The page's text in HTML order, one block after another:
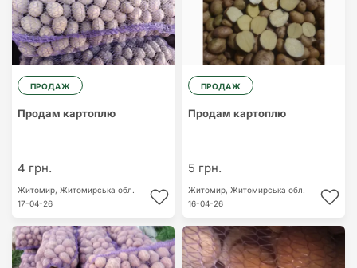
ПРОДАЖ
Продам картоплю
4 грн.
Житомир, Житомирська обл.
17-04-26
ПРОДАЖ
Продам картоплю
5 грн.
Житомир, Житомирська обл.
16-04-26